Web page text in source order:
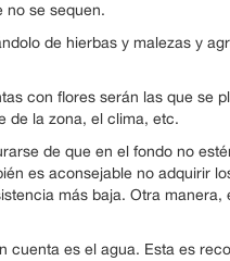
no se sequen.
de hierbas y malezas y
con flores serán las que se
de la zona, el clima, etc.
de que en el fondo no
es aconsejable no adquirir
más baja. Otra
cuenta es el agua. Esta es